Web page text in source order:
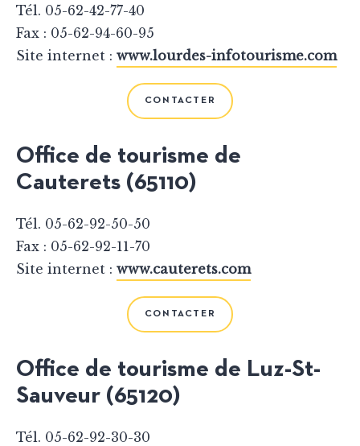
Tél. 05-62-42-77-40
Fax : 05-62-94-60-95
Site internet : www.lourdes-infotourisme.com
CONTACTER
Office de tourisme de
Cauterets (65110)
Tél. 05-62-92-50-50
Fax : 05-62-92-11-70
Site internet : www.cauterets.com
CONTACTER
Office de tourisme de Luz-St-
Sauveur (65120)
Tél. 05-62-92-30-30